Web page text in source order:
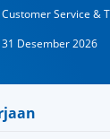
Customer Service &
Desember 2026